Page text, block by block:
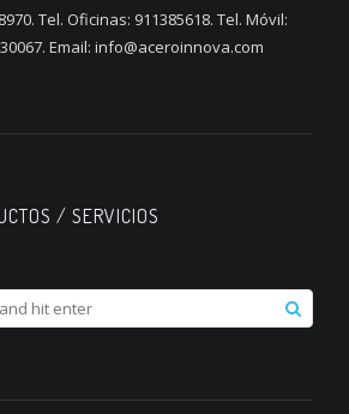
Tel. Oficinas: 911385618. Tel. Móvil:
Email: info@aceroinnova.com
/ SERVICIOS